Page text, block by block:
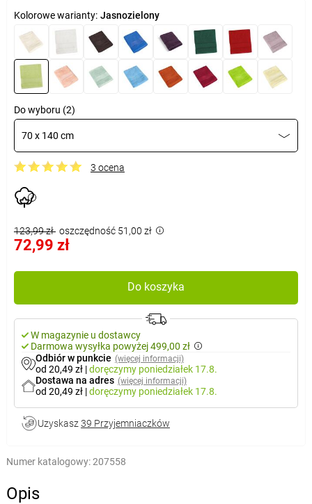
Kolorowe warianty: Jasnozielony
Do wyboru (2)
70 x 140 cm
3 ocena
123,99 zł oszczędność 51,00 zł
72,99 zł
Do koszyka
W magazynie u dostawcy
Darmowa wysyłka powyżej 499,00 zł
Odbiór w punkcie (więcej informacji)
od 20,49 zł |doręczymy poniedziałek 17.8.
Dostawa na adres (więcej informacji)
od 20,49 zł |doręczymy poniedziałek 17.8.
Uzyskasz 39 Przyjemniaczków
Numer katalogowy:207558
Opis